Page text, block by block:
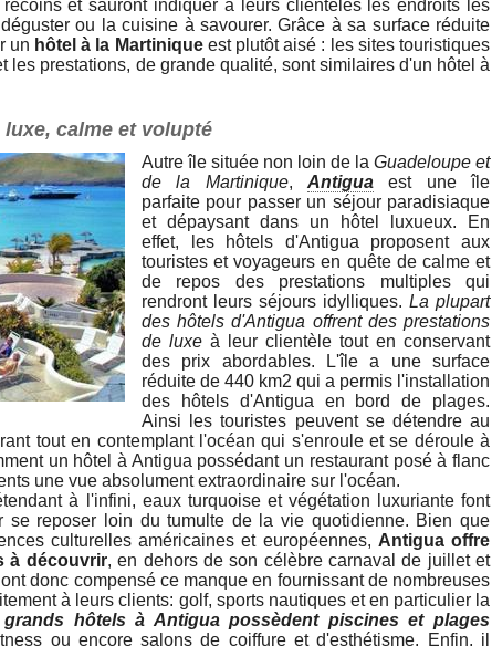
et sauront indiquer à leurs clientèles les endroits les
ou la cuisine à savourer. Grâce à sa surface réduite
un hôtel à la Martiniqueest plutôt aisé : les sites touristiques
les prestations, de grande qualité, sont similaires d'un hôtel à
calme et volupté
Autre île située non loin de la Guadeloupe et
de la Martinique,Antigua est une île
parfaite pour passer un séjour paradisiaque
et dépaysant dans un hôtel luxueux. En
effet, les hôtels d'Antigua proposent aux
touristes et voyageurs en quête de calme et
de repos des prestations multiples qui
rendront leurs séjours idylliques. La plupart
des hôtels d'Antigua offrent des prestations
de luxe à leur clientèle tout en conservant
des prix abordables. L'île a une surface
réduite de 440 km2 qui a permis l'installation
des hôtels d'Antigua en bord de plages.
Ainsi les touristes peuvent se détendre au
tout en contemplant l'océan qui s'enroule et se déroule à
un hôtel à Antigua possédant un restaurant posé à flanc
une vue absolument extraordinaire sur l'océan.
à l'infini, eaux turquoise et végétation luxuriante font
se reposer loin du tumulte de la vie quotidienne. Bien que
culturelles américaines et européennes, Antigua offre
à découvrir, en dehors de son célèbre carnaval de juillet et
ont donc compensé ce manque en fournissant de nombreuses
à leurs clients: golf, sports nautiques et en particulier la
hôtels à Antigua possèdent piscines et plages
ou encore salons de coiffure et d'esthétisme. Enfin, il